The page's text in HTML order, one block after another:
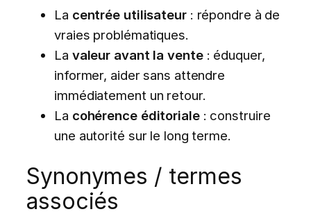
La centrée utilisateur: répondre à de
vraies problématiques.
La valeur avant la vente: éduquer,
informer, aider sans attendre
immédiatement un retour.
La cohérence éditoriale: construire
une autorité sur le long terme.
Synonymes / termes
associés